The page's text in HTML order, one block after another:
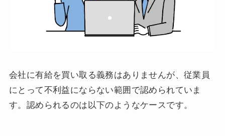
会社に有給を買い取る義務はありませんが、従業員
にとって不利益にならない範囲で認められていま
す。認められるのは以下のようなケースです。